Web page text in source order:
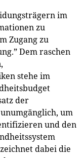
im
zu
Zugang zu
Dem raschen
stehe im
der
um
und den
dabei die